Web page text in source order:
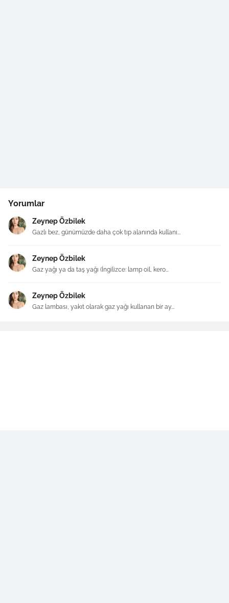
Yorumlar
Zeynep Özbilek
Gazlı bez, günümüzde daha çok tıp alanında kullanı...
Zeynep Özbilek
Gaz yağı ya da taş yağı (İngilizce: lamp oil, kero...
Zeynep Özbilek
Gaz lambası, yakıt olarak gaz yağı kullanan bir ay...